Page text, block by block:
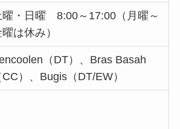
曜・日曜 8:00～17:00（月曜～
は休み）
（DT）、Bras Basah
CC）、Bugis（DT/EW）